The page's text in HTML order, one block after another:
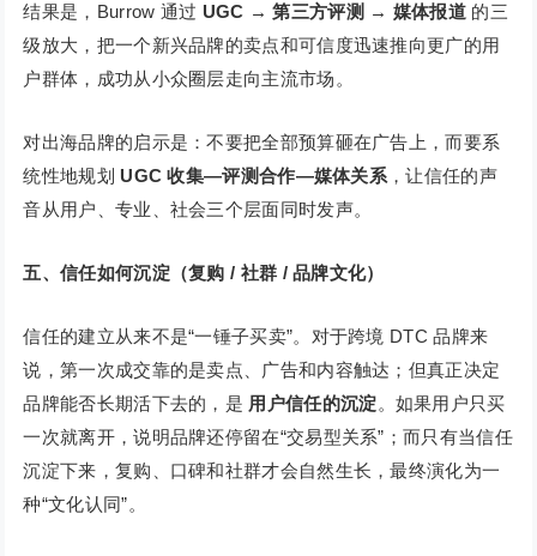
结果是，Burrow 通过 UGC → 第三方评测 → 媒体报道 的三
级放大，把一个新兴品牌的卖点和可信度迅速推向更广的用
户群体，成功从小众圈层走向主流市场。
对出海品牌的启示是：不要把全部预算砸在广告上，而要系
统性地规划 UGC 收集—评测合作—媒体关系 ，让信任的声
音从用户、专业、社会三个层面同时发声。
五、信任如何沉淀（复购 / 社群 / 品牌文化）
信任的建立从来不是“一锤子买卖”。对于跨境 DTC 品牌来
说，第一次成交靠的是卖点、广告和内容触达；但真正决定
品牌能否长期活下去的，是 用户信任的沉淀。如果用户只买
一次就离开，说明品牌还停留在“交易型关系”；而只有当信任
沉淀下来，复购、口碑和社群才会自然生长，最终演化为一
种“文化认同”。